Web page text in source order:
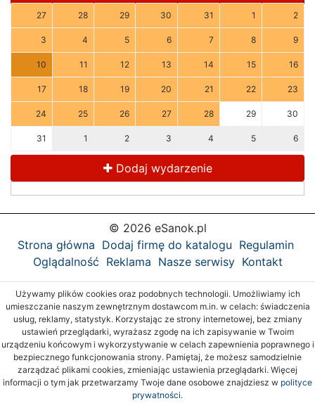
27 28 29 30 31 1 2
3 4 5 6 7 8 9
10 11 12 13 14 15 16
17 18 19 20 21 22 23
24 25 26 27 28 29 30
31 1 2 3 4 5 6
Dodaj wydarzenie
© 2026 eSanok.pl
Strona główna Dodaj firmę do katalogu Regulamin
Oglądalność Reklama Nasze serwisy Kontakt
Używamy plików cookies oraz podobnych technologii. Umożliwiamy ich
umieszczanie naszym zewnętrznym dostawcom m.in. w celach: świadczenia
usług, reklamy, statystyk. Korzystając ze strony internetowej, bez zmiany
ustawień przeglądarki, wyrażasz zgodę na ich zapisywanie w Twoim
urządzeniu końcowym i wykorzystywanie w celach zapewnienia poprawnego i
bezpiecznego funkcjonowania strony. Pamiętaj, że możesz samodzielnie
zarządzać plikami cookies, zmieniając ustawienia przeglądarki. Więcej
informacji o tym jak przetwarzamy Twoje dane osobowe znajdziesz w polityce
prywatności.